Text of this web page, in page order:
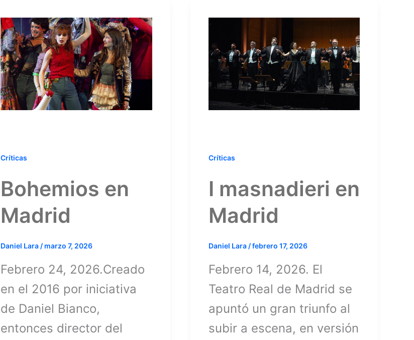
Críticas
Bohemios en
Madrid
Daniel Lara / marzo 7, 2026
Febrero 24, 2026.Creado
en el 2016 por iniciativa
de Daniel Bianco,
entonces director del
Críticas
I masnadieri en
Madrid
Daniel Lara /febrero 17, 2026
Febrero 14, 2026. El
Teatro Real de Madrid se
apuntó un gran triunfo al
subir a escena, en versión